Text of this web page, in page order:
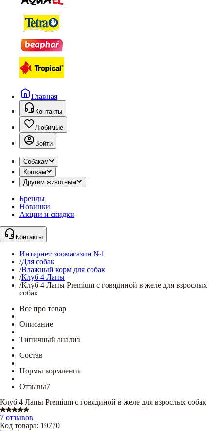
Главная
Контакты
Любимые
Войти
Собакам
Кошкам
Другим животным
Бренды
Новинки
Акции и скидки
Контакты
Интернет-зоомагазин №1
/Для собак
/Влажный корм для собак
/Клуб 4 Лапы
/Клуб 4 Лапы Premium с говядиной в желе для взрослых
собак
Все про товар
Описание
Типичный анализ
Состав
Нормы кормления
Отзывы7
Клуб 4 Лапы Premium с говядиной в желе для взрослых собак
7 отзывов
Код товара: 19770